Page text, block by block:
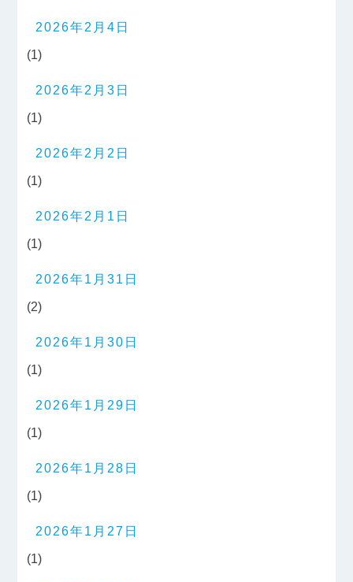
2026年2月4日
(1)
2026年2月3日
(1)
2026年2月2日
(1)
2026年2月1日
(1)
2026年1月31日
(2)
2026年1月30日
(1)
2026年1月29日
(1)
2026年1月28日
(1)
2026年1月27日
(1)